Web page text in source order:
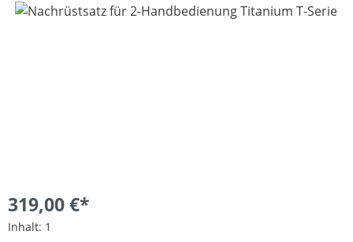
Bildergalerie überspringen
319,00 €*
Inhalt: 1